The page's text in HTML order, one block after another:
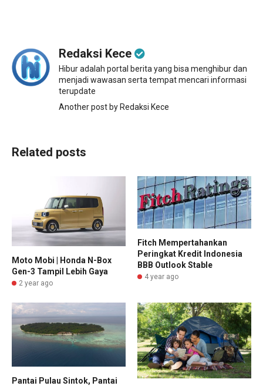
Redaksi Kece
Hibur adalah portal berita yang bisa menghibur dan
menjadi wawasan serta tempat mencari informasi
terupdate
Another post by Redaksi Kece
Related posts
Moto Mobi | Honda N-Box
Gen-3 Tampil Lebih Gaya
2 year ago
Fitch Mempertahankan
Peringkat Kredit Indonesia
BBB Outlook Stable
4 year ago
Pantai Pulau Sintok, Pantai